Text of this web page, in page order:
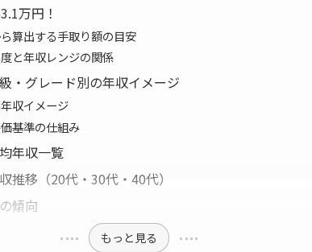
万円！
算出する手取り額の目安
と年収レンジの関係
・グレード別の年収イメージ
収イメージ
基準の仕組み
年収一覧
推移（20代・30代・40代）
傾向
もっと見る